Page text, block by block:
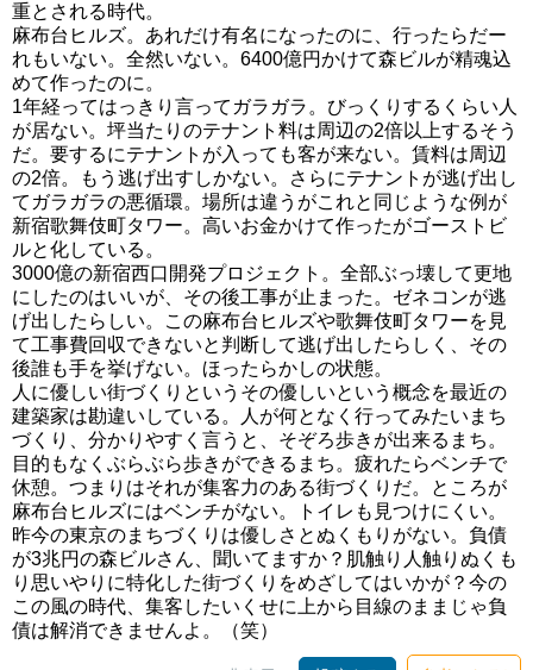
重とされる時代。
麻布台ヒルズ。あれだけ有名になったのに、行ったらだー
れもいない。全然いない。6400億円かけて森ビルが精魂込
めて作ったのに。
1年経ってはっきり言ってガラガラ。びっくりするくらい人
が居ない。坪当たりのテナント料は周辺の2倍以上するそう
だ。要するにテナントが入っても客が来ない。賃料は周辺
の2倍。もう逃げ出すしかない。さらにテナントが逃げ出し
てガラガラの悪循環。場所は違うがこれと同じような例が
新宿歌舞伎町タワー。高いお金かけて作ったがゴーストビ
ルと化している。
3000億の新宿西口開発プロジェクト。全部ぶっ壊して更地
にしたのはいいが、その後工事が止まった。ゼネコンが逃
げ出したらしい。この麻布台ヒルズや歌舞伎町タワーを見
て工事費回収できないと判断して逃げ出したらしく、その
後誰も手を挙げない。ほったらかしの状態。
人に優しい街づくりというその優しいという概念を最近の
建築家は勘違いしている。人が何となく行ってみたいまち
づくり、分かりやすく言うと、そぞろ歩きが出来るまち。
目的もなくぶらぶら歩きができるまち。疲れたらベンチで
休憩。つまりはそれが集客力のある街づくりだ。ところが
麻布台ヒルズにはベンチがない。トイレも見つけにくい。
昨今の東京のまちづくりは優しさとぬくもりがない。負債
が3兆円の森ビルさん、聞いてますか？肌触り人触りぬくも
り思いやりに特化した街づくりをめざしてはいかが？今の
この風の時代、集客したいくせに上から目線のままじゃ負
債は解消できませんよ。（笑）